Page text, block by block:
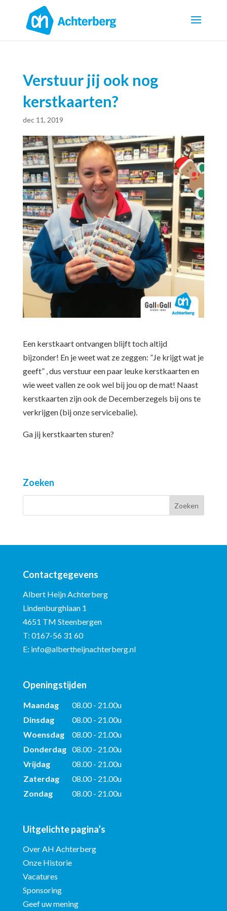
Verstuur jij ook nog
kerstkaarten?
dec 11, 2019
Een kerstkaart ontvangen blijft toch altijd
bijzonder! En je weet wat ze zeggen: ”Je krijgt wat je
geeft” , dus verstuur een paar leuke kerstkaarten en
wie weet vallen ze ook wel bij jou op de mat! Naast
kerstkaarten zijn ook de Decemberzegels bij ons te
verkrijgen (bij onze servicebalie).
Ga jij kerstkaarten sturen?
Zoeken
Contactgegevens
Albert Heijn Achterberg
Lindenburghlaan 1
4651 TM Steenbergen
T: 0167-56 31 60
E: info@albertheijnachterberg.nl
Openingstijden
Maandag
08.00 - 21.00u
Dinsdag
08.00 - 21.00u
Woensdag
08.00 - 21.00u
Donderdag 08.00 - 21.00u
Vrijdag
08.00 - 21.00u
Zaterdag
08.00 - 21.00u
Zondag
08.00 - 21.00u
Uitgelichte pagina’s
Over AH Achterberg
Onze Historie
Vacatures
Sponsoring
Geef uw mening